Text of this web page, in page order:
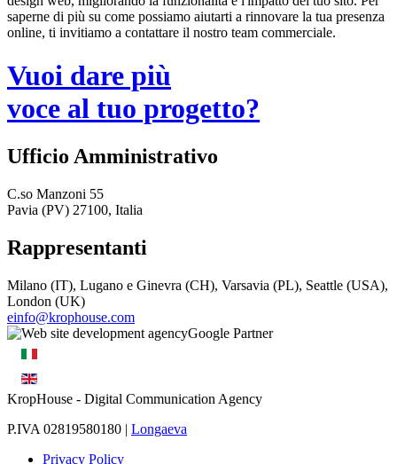
saperne di più su come possiamo aiutarti a rinnovare la tua presenza
online, ti invitiamo a contattare il nostro team commerciale.
Vuoi dare più
voce al tuo progetto?
Ufficio Amministrativo
C.so Manzoni 55
Pavia (PV) 27100, Italia
Rappresentanti
Milano (IT), Lugano e Ginevra (CH), Varsavia (PL), Seattle (USA),
London (UK)
einfo@krophouse.com
KropHouse - Digital Communication Agency
P.IVA 02819580180 | Longaeva
Privacy Policy